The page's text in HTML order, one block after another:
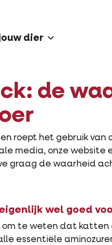
dier
de
roept het gebruik
media, onze website
graag de waarheid
wel goed
om te weten dat katten
essentiële